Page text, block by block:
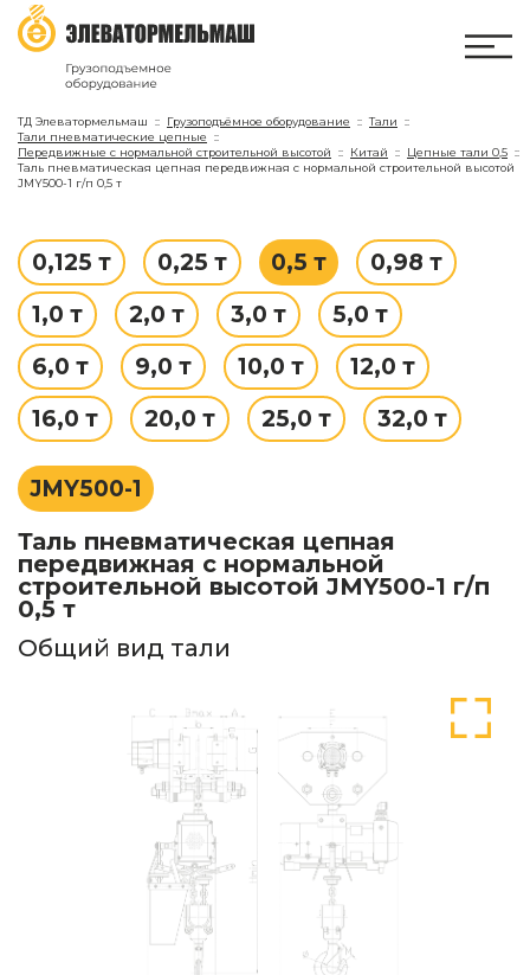
ТД Элеватормельмаш Грузоподъёмное оборудование
Тали
Тали пневматические цепные
Передвижные с нормальной строительной высотой
Китай
Цепные тали 0,5
Таль пневматическая цепная передвижная с нормальной строительной высотой
JMY500-1 г/п 0,5 т
0,125 т 0,25 т 0,5 т
0,98 т
1,0 т
2,0 т 3,0 т
5,0 т
6,0 т
9,0 т 10,0 т
12,0 т
16,0 т
20,0 т 25,0 т 32,0 т
JMY500-1
Таль пневматическая цепная
передвижная с нормальной
строительной высотой JMY500-1 г/п
0,5 т
Общий вид тали